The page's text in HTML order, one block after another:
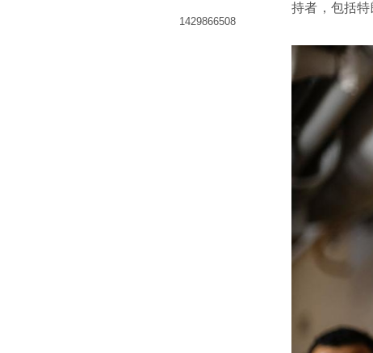
1429866508
持者，包括特